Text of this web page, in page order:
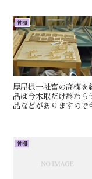
神棚
厚屋根一社宮の高欄を
品は今木取だけ終わら
品などがありますので
神棚